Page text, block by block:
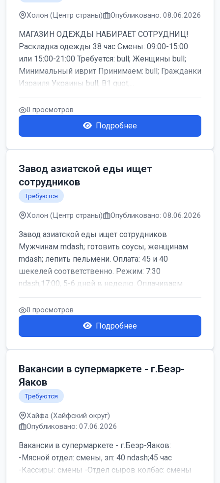
Холон (Центр страны) Опубликовано: 08.06.2026
МАГАЗИН ОДЕЖДЫ НАБИРАЕТ СОТРУДНИЦ!
Раскладка одежды 38 час Смены: 09:00-15:00
или 15:00-21:00 Требуется: bull; Женщины bull;
Минимальный иврит Принимаем: bull; Гражданки
Израиля Украины bull; B1 quot;...
0 просмотров
Подробнее
Завод азиатской еды ищет
сотрудников
Требуются
Холон (Центр страны) Опубликовано: 08.06.2026
Завод азиатской еды ищет сотрудников
Мужчинам mdash; готовить соусы, женщинам
mdash; лепить пельмени. Оплата: 45 и 40
шекелей соответственно. Режим: 7:30
ndash;17:00, 5-6 дней в неделю. Оплачиваем
дор...
0 просмотров
Подробнее
Вакансии в супермаркете - г.Беэр-
Яаков
Требуются
Хайфа (Хайфский округ)
Опубликовано: 07.06.2026
Вакансии в супермаркете - г.Беэр-Яаков:
-Мясной отдел: смены, зп: 40 ndash;45 час
-Кассиры: смены -Отдел сыров колбас: смены